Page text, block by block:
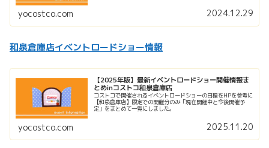
yocostco.com 2024.12.29
和泉倉庫店イベントロードショー情報
【2025年版】最新イベントロードショー開催情報ま
とめinコストコ和泉倉庫店
コストコで開催されるイベントロードショーの日程をHPを参考に
【和泉倉庫店】限定での開催分のみ「現在開催中と今後開催予
定」をまとめて一覧にしました。
yocostco.com 2025.11.20